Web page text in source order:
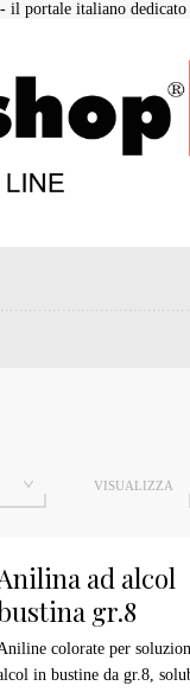
il portale italiano
VISUALIZZA
ad alcol
gr.8
colorate per
in bustine da gr.8,